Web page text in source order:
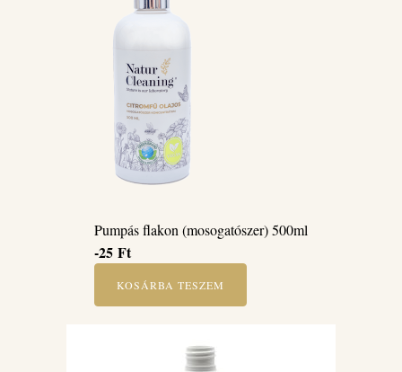
Pumpás flakon (mosogatószer) 500ml
-25 Ft
KOSÁRBA TESZEM